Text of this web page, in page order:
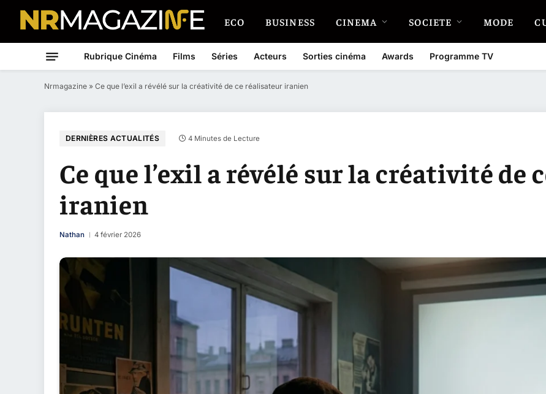
ECO BUSINESS CINEMA SOCIETE MODE
Rubrique Cinéma Films Séries Acteurs Sorties cinéma Awards Programme TV
Nrmagazine » Ce que l’exil a révélé sur la créativité de ce réalisateur iranien
DERNIÈRES ACTUALITÉS 4 Minutes de Lecture
Ce que l’exil a révélé sur la créativité de
iranien
Nathan 4 février 2026